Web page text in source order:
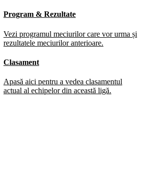
Program & Rezultate
Vezi programul meciurilor care vor urma și
rezultatele meciurilor anterioare.
Clasament
Apasă aici pentru a vedea clasamentul
actual al echipelor din această ligă.